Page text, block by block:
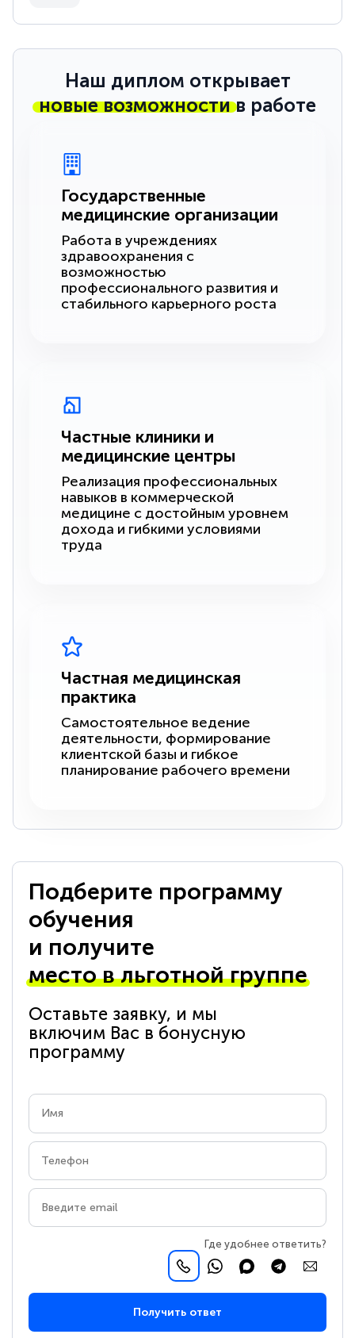
Наш диплом открывает
новые возможностив работе
Государственные
медицинские организации
Работа в учреждениях
здравоохранения с
возможностью
профессионального развития и
стабильного карьерного роста
Частные клиники и
медицинские центры
Реализация профессиональных
навыков в коммерческой
медицине с достойным уровнем
дохода и гибкими условиями
труда
Частная медицинская
практика
Самостоятельное ведение
деятельности, формирование
клиентской базы и гибкое
планирование рабочего времени
Подберите программу
обучения
и получите
место в льготной группе
Оставьте заявку, и мы
включим Вас в бонусную
программу
Где удобнее ответить?
Получить ответ